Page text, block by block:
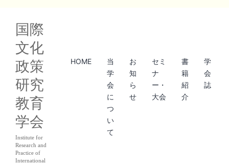
国際
文化
政策
研究
教育
学会
Institute for
Research and
Practice of
International
HOME
当
学
会
に
つ
い
て
お
知
ら
せ
セミ
ナ
ー・
大会
書
籍
紹
介
学
会
誌